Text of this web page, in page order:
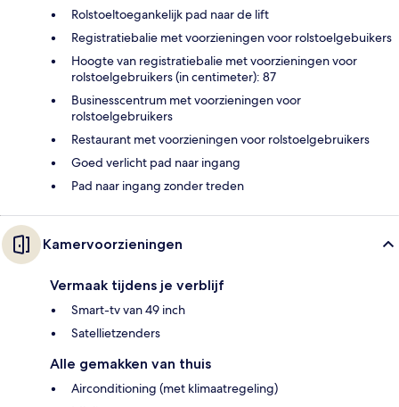
Rolstoeltoegankelijk pad naar de lift
Registratiebalie met voorzieningen voor rolstoelgebuikers
Hoogte van registratiebalie met voorzieningen voor
rolstoelgebruikers (in centimeter): 87
Businesscentrum met voorzieningen voor
rolstoelgebruikers
Restaurant met voorzieningen voor rolstoelgebruikers
Goed verlicht pad naar ingang
Pad naar ingang zonder treden
Kamervoorzieningen
Vermaak tijdens je verblijf
Smart-tv van 49 inch
Satellietzenders
Alle gemakken van thuis
Airconditioning (met klimaatregeling)